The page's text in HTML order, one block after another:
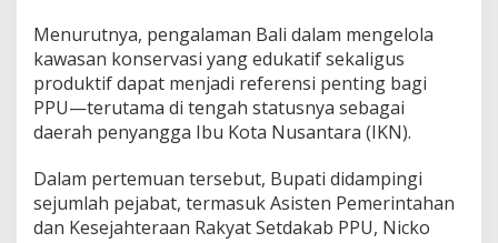
Menurutnya, pengalaman Bali dalam mengelola
kawasan konservasi yang edukatif sekaligus
produktif dapat menjadi referensi penting bagi
PPU—terutama di tengah statusnya sebagai
daerah penyangga Ibu Kota Nusantara (IKN).
Dalam pertemuan tersebut, Bupati didampingi
sejumlah pejabat, termasuk Asisten Pemerintahan
dan Kesejahteraan Rakyat Setdakab PPU, Nicko